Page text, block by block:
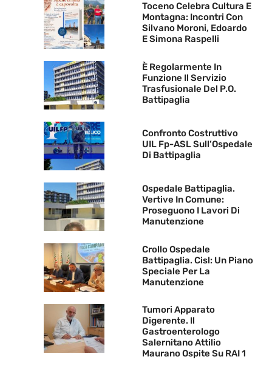
Toceno Celebra Cultura E
Montagna: Incontri Con
Silvano Moroni, Edoardo
E Simona Raspelli
È Regolarmente In
Funzione Il Servizio
Trasfusionale Del P.O.
Battipaglia
Confronto Costruttivo
UIL Fp-ASL Sull’Ospedale
Di Battipaglia
Ospedale Battipaglia.
Vertive In Comune:
Proseguono I Lavori Di
Manutenzione
Crollo Ospedale
Battipaglia. Cisl: Un Piano
Speciale Per La
Manutenzione
Tumori Apparato
Digerente. Il
Gastroenterologo
Salernitano Attilio
Maurano Ospite Su RAI 1